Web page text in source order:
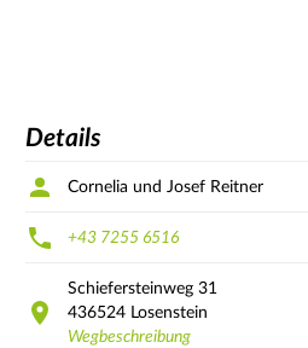
Details
Cornelia und Josef Reitner
+43 7255 6516
Schiefersteinweg 31
436524 Losenstein
Wegbeschreibung